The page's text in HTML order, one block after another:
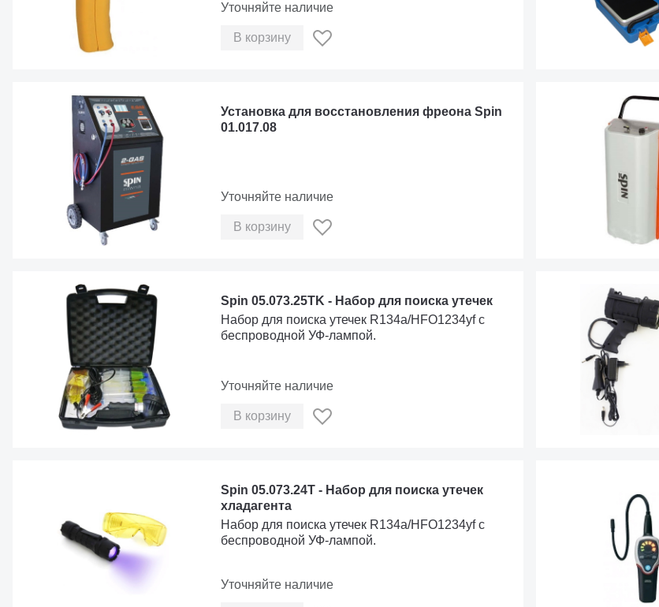
Уточняйте наличие
В корзину
Установка для восстановления фреона Spin
01.017.08
Уточняйте наличие
В корзину
Spin 05.073.25TK - Набор для поиска утечек
Набор для поиска утечек R134a/HFO1234yf с
беспроводной УФ-лампой.
Уточняйте наличие
В корзину
Spin 05.073.24T - Набор для поиска утечек
хладагента
Набор для поиска утечек R134a/HFO1234yf с
беспроводной УФ-лампой.
Уточняйте наличие